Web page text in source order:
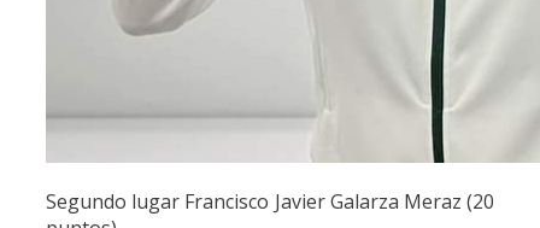
Segundo lugar Francisco Javier Galarza Meraz (20